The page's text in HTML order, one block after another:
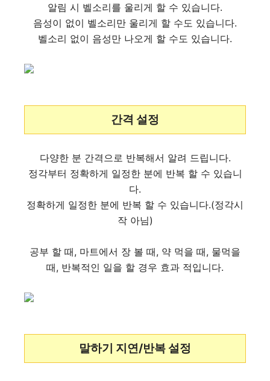
알림 시 벨소리를 울리게 할 수 있습니다.
음성이 없이 벨소리만 울리게 할 수도 있습니다.
벨소리 없이 음성만 나오게 할 수도 있습니다.
간격 설정
다양한 분 간격으로 반복해서 알려 드립니다.
정각부터 정확하게 일정한 분에 반복 할 수 있습니
다.
정확하게 일정한 분에 반복 할 수 있습니다.(정각시
작 아님)
공부 할 때, 마트에서 장 볼 때, 약 먹을 때, 물먹을
때, 반복적인 일을 할 경우 효과 적입니다.
말하기 지연/반복 설정